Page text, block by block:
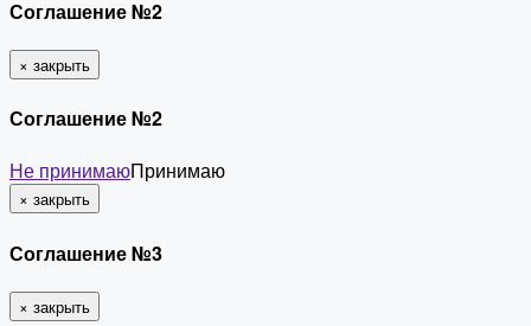
Соглашение №2
× закрыть
Соглашение №2
Не принимаюПринимаю
× закрыть
Соглашение №3
× закрыть